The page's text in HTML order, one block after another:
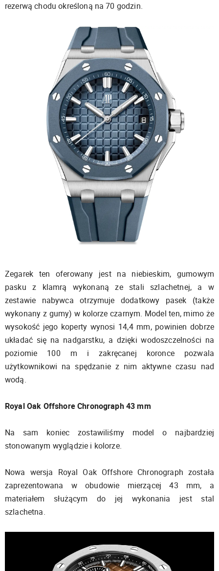
rezerwą chodu określoną na 70 godzin.
Zegarek ten oferowany jest na niebieskim, gumowym
pasku z klamrą wykonaną ze stali szlachetnej, a w
zestawie nabywca otrzymuje dodatkowy pasek (także
wykonany z gumy) w kolorze czarnym. Model ten, mimo że
wysokość jego koperty wynosi 14,4 mm, powinien dobrze
układać się na nadgarstku, a dzięki wodoszczelności na
poziomie 100 m i zakręcanej koronce pozwala
użytkownikowi na spędzanie z nim aktywne czasu nad
wodą.
Royal Oak Offshore Chronograph 43 mm
Na sam koniec zostawiliśmy model o najbardziej
stonowanym wyglądzie i kolorze.
Nowa wersja Royal Oak Offshore Chronograph została
zaprezentowana w obudowie mierzącej 43 mm, a
materiałem służącym do jej wykonania jest stal
szlachetna.